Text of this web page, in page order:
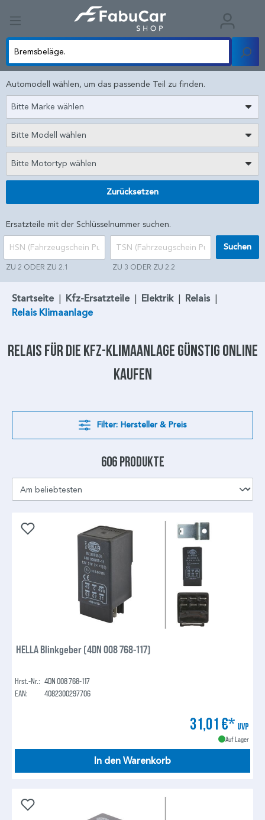
Automodell wählen, um das passende Teil zu finden.
Bitte Marke wählen
Bitte Modell wählen
Bitte Motortyp wählen
Zurücksetzen
Ersatzteile mit der Schlüsselnummer suchen.
ZU 2 ODER ZU 2.1 ZU 3 ODER ZU 2.2
Suchen
Startseite | Kfz-Ersatzteile | Elektrik | Relais |
Relais Klimaanlage
Relais für die Kfz-Klimaanlage günstig online
kaufen
Filter: Hersteller & Preis
606 Produkte
HELLA Blinkgeber (4DN 008 768-117)
Hrst.-Nr.: 4DN 008 768-117
EAN:
4082300297706
31,01 €* UVP
Auf Lager
In den Warenkorb